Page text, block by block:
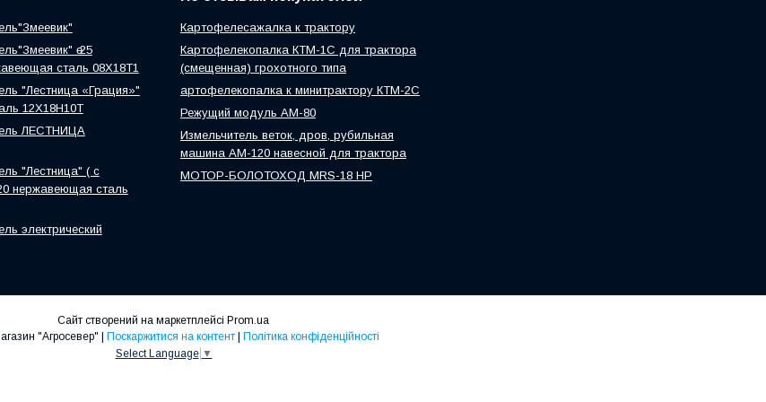
ө 25
сталь 08Х18Т1
"Лестница «Грация»"
12Х18Н10Т
ЛЕСТНИЦА
"Лестница" ( с
нержавеющая сталь
электрический
Картофелесажалка к трактору
Картофелекопалка КТМ-1С для трактора
(смещенная) грохотного типа
артофелекопалка к минитрактору КТМ-2С
Режущий модуль АМ-80
Измельчитель веток, дров, рубильная
машина АМ-120 навесной для трактора
МОТОР-БОЛОТОХОД MRS-18 HP
Сайт створений на маркетплейсі Prom.ua
Поскаржитися на контент
Політика конфіденційності
Select Language ▼